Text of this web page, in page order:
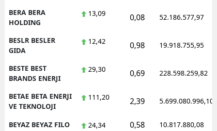
BERA BERA
HOLDING
13,09 0,08 52.186.577,97
BESLR BESLER
GIDA
12,42 0,98 19.918.755,95
BESTE BEST
BRANDS ENERJI
29,30 0,69 228.598.259,82
BETAE BETA ENERJI
VE TEKNOLOJI
111,20 2,39 5.699.080.996,10
BEYAZ BEYAZ FILO 24,34 0,58 10.817.880,08